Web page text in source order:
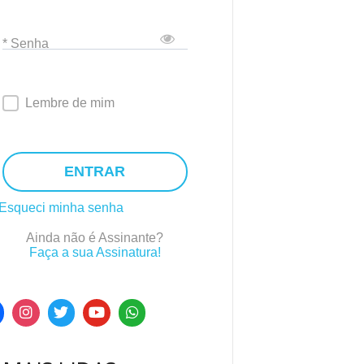
* Senha
Lembre de mim
ENTRAR
Esqueci minha senha
Ainda não é Assinante?
Faça a sua Assinatura!